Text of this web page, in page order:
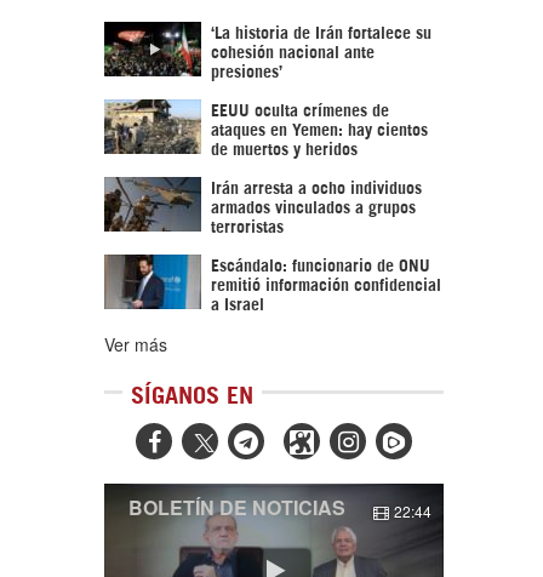
‘La historia de Irán fortalece su
cohesión nacional ante
presiones’
EEUU oculta crímenes de
ataques en Yemen: hay cientos
de muertos y heridos
Irán arresta a ocho individuos
armados vinculados a grupos
terroristas
Escándalo: funcionario de ONU
remitió información confidencial
a Israel
Ver más
SÍGANOS EN
  
BOLETÍN DE NOTICIAS 22:44